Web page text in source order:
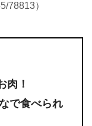
78813）
肉！
で食べられ